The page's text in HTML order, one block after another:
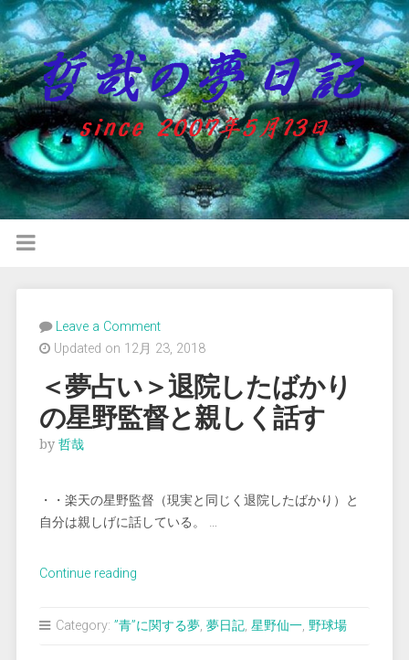
Leave a Comment
Updated on 12月 23, 2018
＜夢占い＞退院したばかり
の星野監督と親しく話す
by 哲哉
・・楽天の星野監督（現実と同じく退院したばかり）と
自分は親しげに話している。 …
Continue reading“＜
Category: ”青”に関する夢, 夢日記, 星野仙一, 野球場